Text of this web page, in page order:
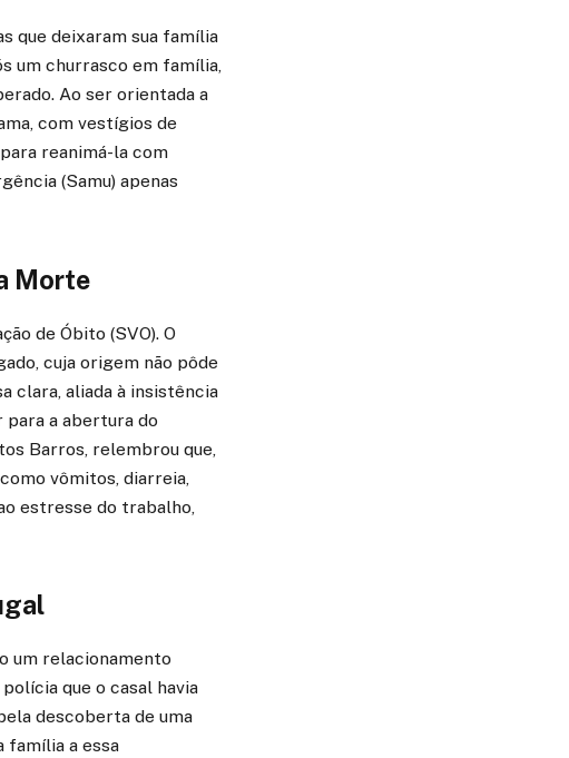
que deixaram sua família
um churrasco em família,
Ao ser orientada a
com vestígios de
reanimá-la com
(Samu) apenas
Morte
de Óbito (SVO). O
cuja origem não pôde
clara, aliada à insistência
a abertura do
Barros, relembrou que,
vômitos, diarreia,
estresse do trabalho,
um relacionamento
que o casal havia
descoberta de uma
família a essa